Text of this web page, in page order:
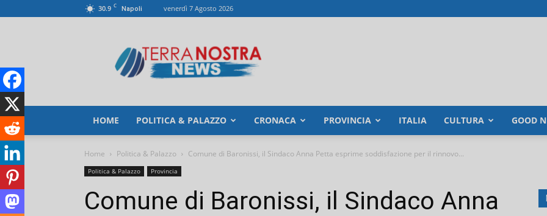
30.9 C Napoli venerdì 7 Agosto 2026
HOME POLITICA & PALAZZO CRONACA PROVINCIA ITALIA CULTURA GOOD
Home Politica & Palazzo Comune di Baronissi, il Sindaco Anna Petta esprime soddisfazione per il rinnovo...
Politica & Palazzo Provincia
Comune di Baronissi, il Sindaco Anna